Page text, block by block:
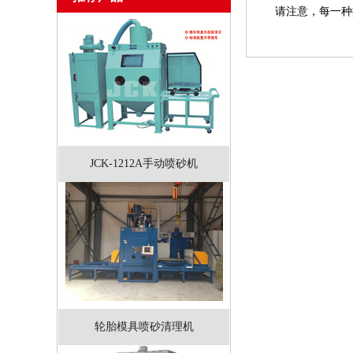
JCK-1212A手动喷砂机
轮胎模具喷砂清理机
请注意，每一